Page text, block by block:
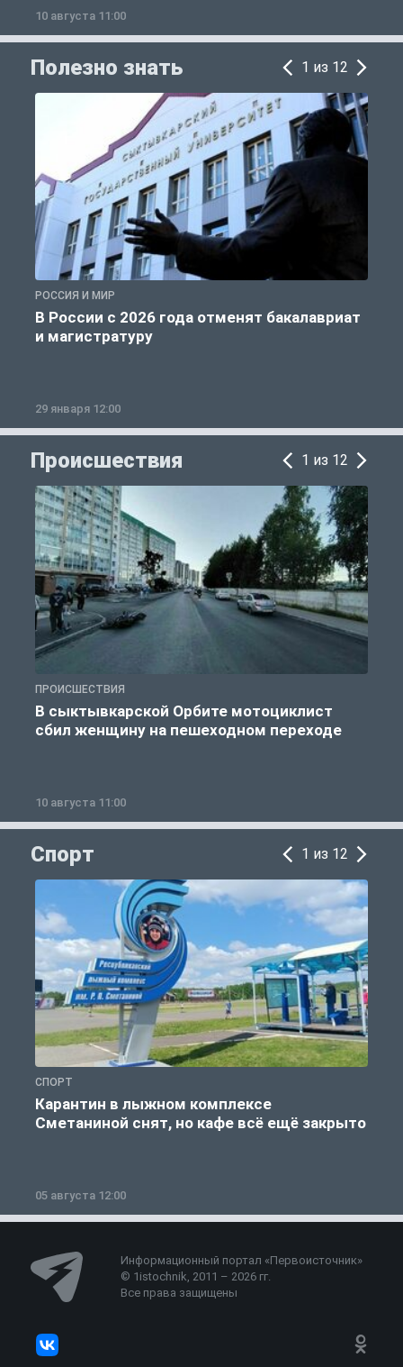
10 августа 11:00
Полезно знать 1 из 12
РОССИЯ И МИР
В России с 2026 года отменят бакалавриат
и магистратуру
29 января 12:00
Происшествия 1 из 12
ПРОИСШЕСТВИЯ
В сыктывкарской Орбите мотоциклист
сбил женщину на пешеходном переходе
10 августа 11:00
Спорт 1 из 12
СПОРТ
Карантин в лыжном комплексе
Сметаниной снят, но кафе всё ещё закрыто
05 августа 12:00
Информационный портал «Первоисточник»
© 1istochnik, 2011 – 2026 гг.
Все права защищены